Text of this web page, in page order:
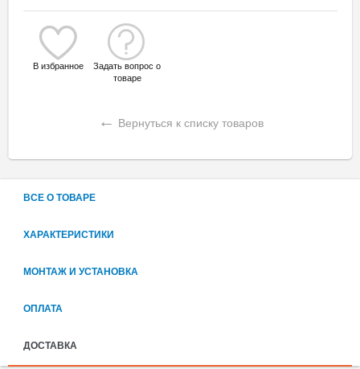
В избранное
Задать вопрос о
товаре
← Вернуться к списку товаров
ВСЕ О ТОВАРЕ
ХАРАКТЕРИСТИКИ
МОНТАЖ И УСТАНОВКА
ОПЛАТА
ДОСТАВКА